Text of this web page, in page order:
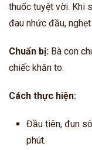
thuốc tuyệt vời. Khi
đau nhức đầu,
Chuẩn bị: Bà con
chiếc khăn to.
Cách thực hiện:
Đầu tiên, đun
phút.